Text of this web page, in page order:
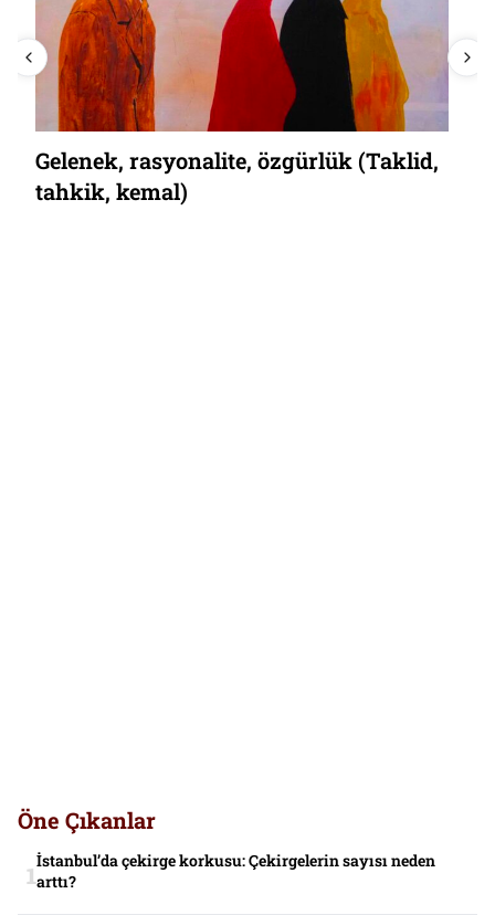
Gelenek, rasyonalite, özgürlük (Taklid,
tahkik, kemal)
Öne Çıkanlar
İstanbul’da çekirge korkusu: Çekirgelerin sayısı neden
arttı?